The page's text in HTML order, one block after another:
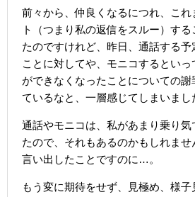
前々から、仲良くなるにつれ、これ
ト（つまり私の返信をスルー）す
たのですけれど、昨日、通話する予
ことに対してや、モニコするとい
ができなくなったことについての
ているなと、一層感じてしまいまし
通話やモニコは、私があまり乗り気
たので、それもあるのかもしれま
言い出したことですのに…。
もう変に期待をせず、見極め、様